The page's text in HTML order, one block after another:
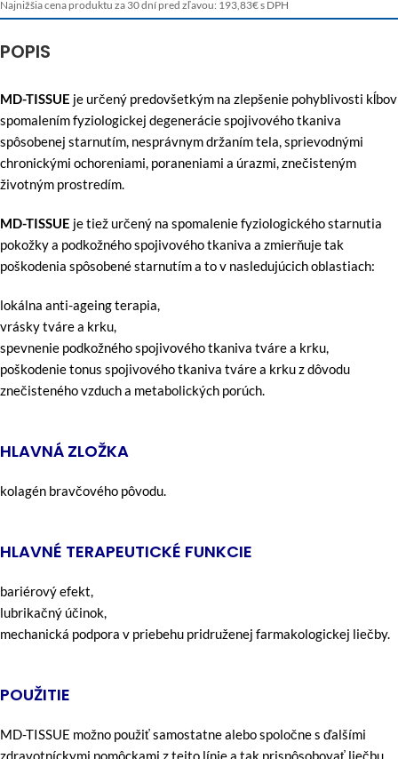
Najnižšia cena produktu za 30 dní pred zľavou: 193,83€s DPH
POPIS
MD-TISSUE je určený predovšetkým na zlepšenie pohyblivosti kĺbov
spomalením fyziologickej degenerácie spojivového tkaniva
spôsobenej starnutím, nesprávnym držaním tela, sprievodnými
chronickými ochoreniami, poraneniami a úrazmi, znečisteným
životným prostredím.
MD-TISSUE je tiež určený na spomalenie fyziologického starnutia
pokožky a podkožného spojivového tkaniva a zmierňuje tak
poškodenia spôsobené starnutím a to v nasledujúcich oblastiach:
lokálna anti-ageing terapia,
vrásky tváre a krku,
spevnenie podkožného spojivového tkaniva tváre a krku,
poškodenie tonus spojivového tkaniva tváre a krku z dôvodu
znečisteného vzduch a metabolických porúch.
HLAVNÁ ZLOŽKA
kolagén bravčového pôvodu.
HLAVNÉ TERAPEUTICKÉ FUNKCIE
bariérový efekt,
lubrikačný účinok,
mechanická podpora v priebehu pridruženej farmakologickej liečby.
POUŽITIE
MD-TISSUE možno použiť samostatne alebo spoločne s ďalšími
zdravotníckymi pomôckami z tejto línie a tak prispôsobovať liečbu